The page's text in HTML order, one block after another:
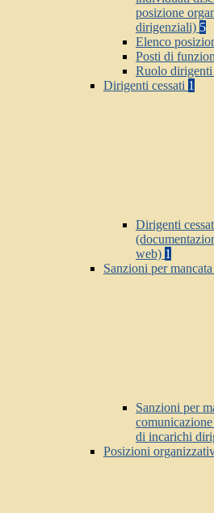
posizione
dirigenziali) 5
Elenco
Posti di
Ruolo dirigenti
Dirigenti cessati 1
Dirigenti
web) 1
Sanzioni per
Sanzioni per
di incarichi
Posizioni